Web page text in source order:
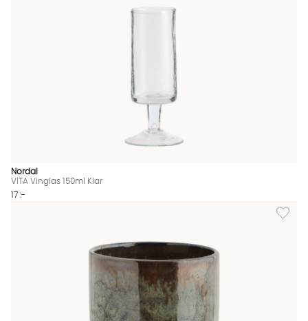
Nordal
VITA Vinglas 150ml Klar
17 :-
Lägg